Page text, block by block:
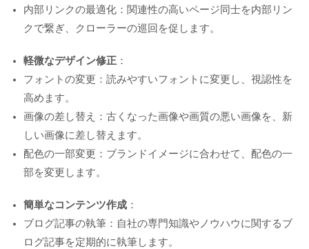
内部リンクの最適化：関連性の高いページ同士を内部リン
クで繋ぎ、クローラーの巡回を促します。
軽微なデザイン修正 ：
フォントの変更：読みやすいフォントに変更し、視認性を
高めます。
画像の差し替え：古くなった画像や画質の悪い画像を、新
しい画像に差し替えます。
配色の一部変更：ブランドイメージに合わせて、配色の一
部を変更します。
簡単なコンテンツ作成 ：
ブログ記事の執筆：自社の専門知識やノウハウに関するブ
ログ記事を定期的に執筆します。